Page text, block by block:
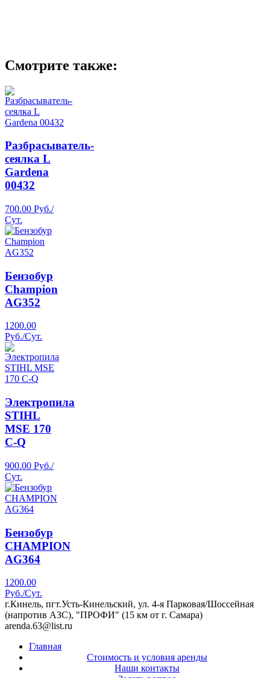
Смотрите также:
Разбрасыватель-
сеялка L
Gardena
00432
700.00 Руб./
Сут.
Бензобур
Champion
AG352
1200.00
Руб./Сут.
Электропила
STIHL
МSЕ 170
С-Q
900.00 Руб./
Сут.
Бензобур
CHAMPION
AG364
1200.00
Руб./Сут.
г.Кинель, пгт.Усть-Кинельский, ул. 4-я Парковая/Шоссейная
(напротив АЗС), "ПРОФИ" (15 км от г. Самара)
arenda.63@list.ru
Главная
Стоимость и условия аренды
Наши контакты